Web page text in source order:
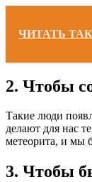
ЧИТАТЬ
2. Чтобы
Такие люди
делают для нас
метеорита, и мы
3. Чтобы